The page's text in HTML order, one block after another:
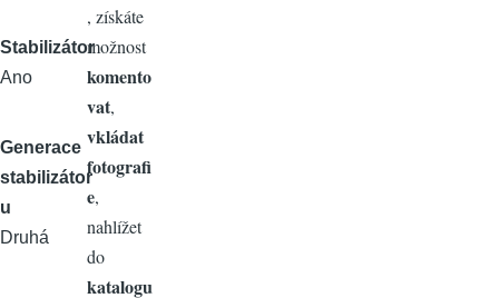
Stabilizátor
Ano
Generace
stabilizátor
u
Druhá
, získáte
možnost
komento
vat,
vkládat
fotografi
e,
nahlížet
do
katalogu